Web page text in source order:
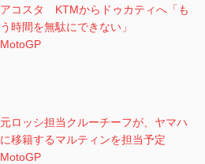
アコスタ KTMからドゥカティへ「も
う時間を無駄にできない」
MotoGP
元ロッシ担当クルーチーフが、ヤマハ
に移籍するマルティンを担当予定
MotoGP